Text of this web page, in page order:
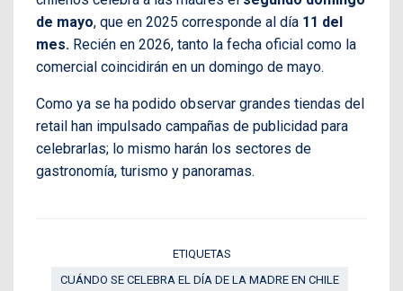
de mayo, que en 2025 corresponde al día 11 del
mes. Recién en 2026, tanto la fecha oficial como la
comercial coincidirán en un domingo de mayo.
Como ya se ha podido observar grandes tiendas del
retail han impulsado campañas de publicidad para
celebrarlas; lo mismo harán los sectores de
gastronomía, turismo y panoramas.
ETIQUETAS
CUÁNDO SE CELEBRA EL DÍA DE LA MADRE EN CHILE